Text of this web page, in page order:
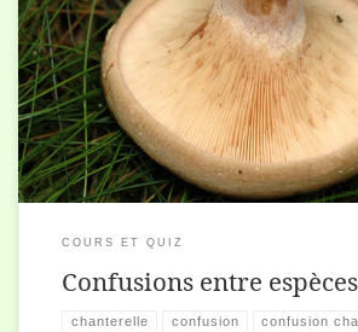
Certains champignons se ressemblent, et il
confondre. Voici quelques espèces à bien
COURS ET QUIZ
Confusions entre espèces
chanterelle confusion confusion